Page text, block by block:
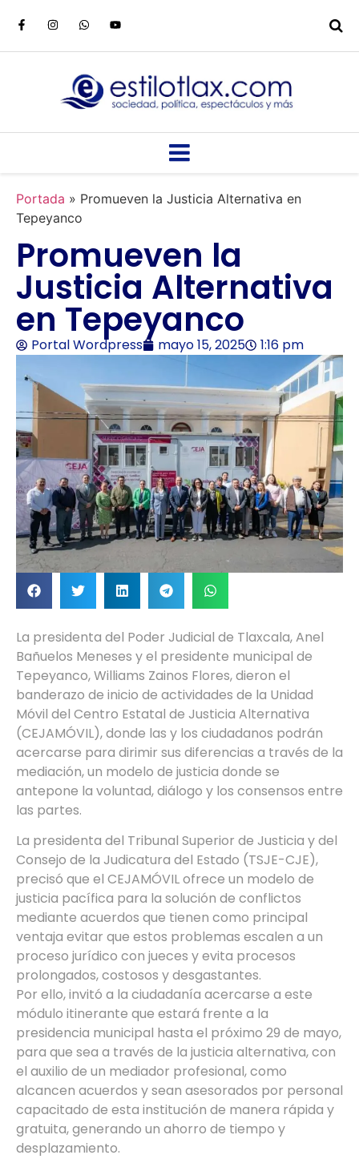
Portada » Promueven la Justicia Alternativa en
Tepeyanco
Promueven la
Justicia Alternativa
en Tepeyanco
Portal Wordpress mayo 15, 2025 1:16 pm
La presidenta del Poder Judicial de Tlaxcala, Anel
Bañuelos Meneses y el presidente municipal de
Tepeyanco, Williams Zainos Flores, dieron el
banderazo de inicio de actividades de la Unidad
Móvil del Centro Estatal de Justicia Alternativa
(CEJAMÓVIL), donde las y los ciudadanos podrán
acercarse para dirimir sus diferencias a través de la
mediación, un modelo de justicia donde se
antepone la voluntad, diálogo y los consensos entre
las partes.
La presidenta del Tribunal Superior de Justicia y del
Consejo de la Judicatura del Estado (TSJE-CJE),
precisó que el CEJAMÓVIL ofrece un modelo de
justicia pacífica para la solución de conflictos
mediante acuerdos que tienen como principal
ventaja evitar que estos problemas escalen a un
proceso jurídico con jueces y evita procesos
prolongados, costosos y desgastantes.
Por ello, invitó a la ciudadanía acercarse a este
módulo itinerante que estará frente a la
presidencia municipal hasta el próximo 29 de mayo,
para que sea a través de la justicia alternativa, con
el auxilio de un mediador profesional, como
alcancen acuerdos y sean asesorados por personal
capacitado de esta institución de manera rápida y
gratuita, generando un ahorro de tiempo y
desplazamiento.